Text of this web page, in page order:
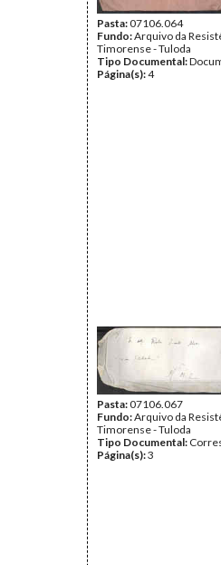
Pasta:07106.064
Fundo:Arquivo da
Timorense - Tuloda
Tipo Documental:
Página(s):4
Pasta:07106.067
Fundo:Arquivo da
Timorense - Tuloda
Tipo Documental:
Página(s):3